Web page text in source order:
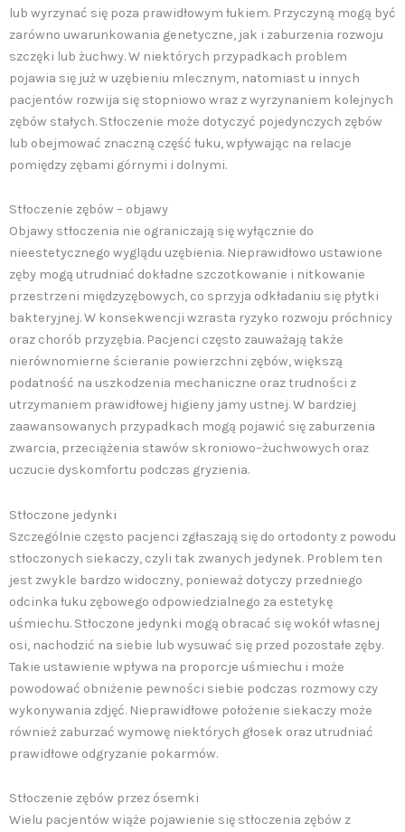
lub wyrzynać się poza prawidłowym łukiem. Przyczyną mogą być
zarówno uwarunkowania genetyczne, jak i zaburzenia rozwoju
szczęki lub żuchwy. W niektórych przypadkach problem
pojawia się już w uzębieniu mlecznym, natomiast u innych
pacjentów rozwija się stopniowo wraz z wyrzynaniem kolejnych
zębów stałych. Stłoczenie może dotyczyć pojedynczych zębów
lub obejmować znaczną część łuku, wpływając na relacje
pomiędzy zębami górnymi i dolnymi.
Stłoczenie zębów – objawy
Objawy stłoczenia nie ograniczają się wyłącznie do
nieestetycznego wyglądu uzębienia. Nieprawidłowo ustawione
zęby mogą utrudniać dokładne szczotkowanie i nitkowanie
przestrzeni międzyzębowych, co sprzyja odkładaniu się płytki
bakteryjnej. W konsekwencji wzrasta ryzyko rozwoju próchnicy
oraz chorób przyzębia. Pacjenci często zauważają także
nierównomierne ścieranie powierzchni zębów, większą
podatność na uszkodzenia mechaniczne oraz trudności z
utrzymaniem prawidłowej higieny jamy ustnej. W bardziej
zaawansowanych przypadkach mogą pojawić się zaburzenia
zwarcia, przeciążenia stawów skroniowo–żuchwowych oraz
uczucie dyskomfortu podczas gryzienia.
Stłoczone jedynki
Szczególnie często pacjenci zgłaszają się do ortodonty z powodu
stłoczonych siekaczy, czyli tak zwanych jedynek. Problem ten
jest zwykle bardzo widoczny, ponieważ dotyczy przedniego
odcinka łuku zębowego odpowiedzialnego za estetykę
uśmiechu. Stłoczone jedynki mogą obracać się wokół własnej
osi, nachodzić na siebie lub wysuwać się przed pozostałe zęby.
Takie ustawienie wpływa na proporcje uśmiechu i może
powodować obniżenie pewności siebie podczas rozmowy czy
wykonywania zdjęć. Nieprawidłowe położenie siekaczy może
również zaburzać wymowę niektórych głosek oraz utrudniać
prawidłowe odgryzanie pokarmów.
Stłoczenie zębów przez ósemki
Wielu pacjentów wiąże pojawienie się stłoczenia zębów z